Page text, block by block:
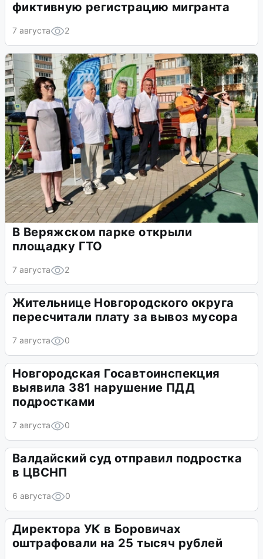
фиктивную регистрацию мигранта
7 августа 2
В Веряжском парке открыли
площадку ГТО
7 августа 2
Жительнице Новгородского округа
пересчитали плату за вывоз мусора
7 августа 0
Новгородская Госавтоинспекция
выявила 381 нарушение ПДД
подростками
7 августа 0
Валдайский суд отправил подростка
в ЦВСНП
6 августа 0
Директора УК в Боровичах
оштрафовали на 25 тысяч рублей